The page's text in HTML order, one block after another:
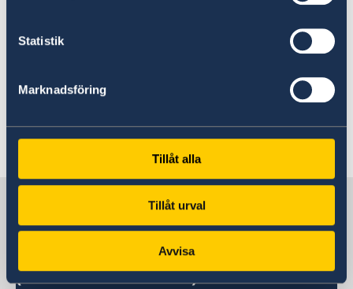
Statistik
Marknadsföring
Tillåt alla
Tillåt urval
Avvisa
Independence Day
Earthquake Memorial Day
12 december
Sverige i Turkmenistan
Sveriges ambassad
(Stockholmsbaserad)